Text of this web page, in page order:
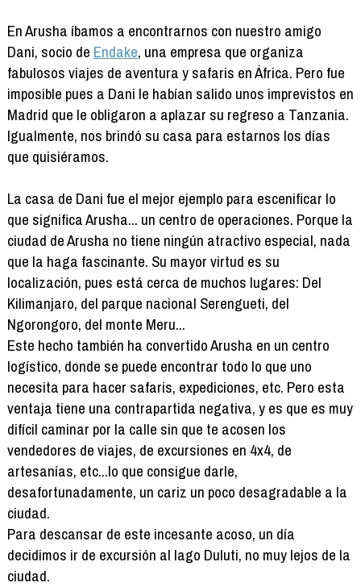
En Arusha íbamos a encontrarnos con nuestro amigo
Dani, socio de Endake, una empresa que organiza
fabulosos viajes de aventura y safaris en África. Pero fue
imposible pues a Dani le habían salido unos imprevistos en
Madrid que le obligaron a aplazar su regreso a Tanzania.
Igualmente, nos brindó su casa para estarnos los días
que quisiéramos.
La casa de Dani fue el mejor ejemplo para escenificar lo
que significa Arusha... un centro de operaciones. Porque la
ciudad de Arusha no tiene ningún atractivo especial, nada
que la haga fascinante. Su mayor virtud es su
localización, pues está cerca de muchos lugares: Del
Kilimanjaro, del parque nacional Serengueti, del
Ngorongoro, del monte Meru...
Este hecho también ha convertido Arusha en un centro
logístico, donde se puede encontrar todo lo que uno
necesita para hacer safaris, expediciones, etc. Pero esta
ventaja tiene una contrapartida negativa, y es que es muy
difícil caminar por la calle sin que te acosen los
vendedores de viajes, de excursiones en 4x4, de
artesanías, etc...lo que consigue darle,
desafortunadamente, un cariz un poco desagradable a la
ciudad.
Para descansar de este incesante acoso, un día
decidimos ir de excursión al lago Duluti, no muy lejos de la
ciudad.